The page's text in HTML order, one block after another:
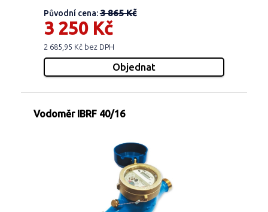
Původní cena:3 865 Kč
3 250 Kč
2 685,95 Kč bez DPH
Vodoměr IBRF 40/16